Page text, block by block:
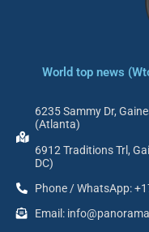
World top news
6235 Sammy Dr,
(Atlanta)
6912 Traditions Trl,
DC)
Phone / WhatsApp:
Email: